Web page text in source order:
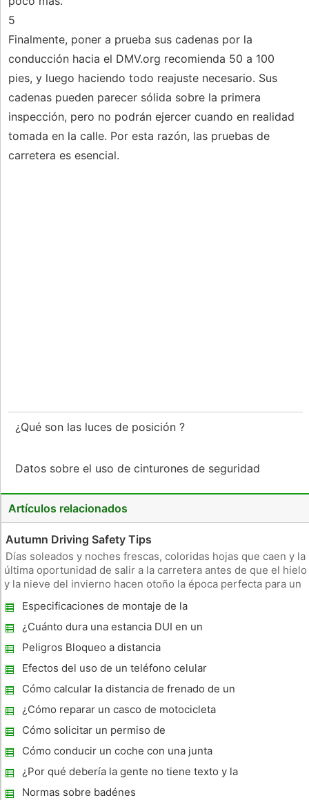
5
Finalmente, poner a prueba sus cadenas por la
conducción hacia el DMV.org recomienda 50 a 100
pies, y luego haciendo todo reajuste necesario. Sus
cadenas pueden parecer sólida sobre la primera
inspección, pero no podrán ejercer cuando en realidad
tomada en la calle. Por esta razón, las pruebas de
carretera es esencial.
¿Qué son las luces de posición ?
Datos sobre el uso de cinturones de seguridad
Artículos relacionados
Autumn Driving Safety Tips
Días soleados y noches frescas, coloridas hojas que caen y la
última oportunidad de salir a la carretera antes de que el hielo
y la nieve del invierno hacen otoño la época perfecta para un
de los riesgos que usted debe conocer. No se deje
Especificaciones de montaje de la
manguera hidráulica Weatherhead
¿Cuánto dura una estancia DUI en un
registro del DMV?
Peligros Bloqueo a distancia
Efectos del uso de un teléfono celular
mientras se conduce
Cómo calcular la distancia de frenado de un
Auto
¿Cómo reparar un casco de motocicleta
barbijo
Cómo solicitar un permiso de
estacionamiento para discapacitados en
Nueva York
Cómo conducir un coche con una junta
principal soplada
¿Por qué debería la gente no tiene texto y la
impulsión ?
Normas sobre badénes